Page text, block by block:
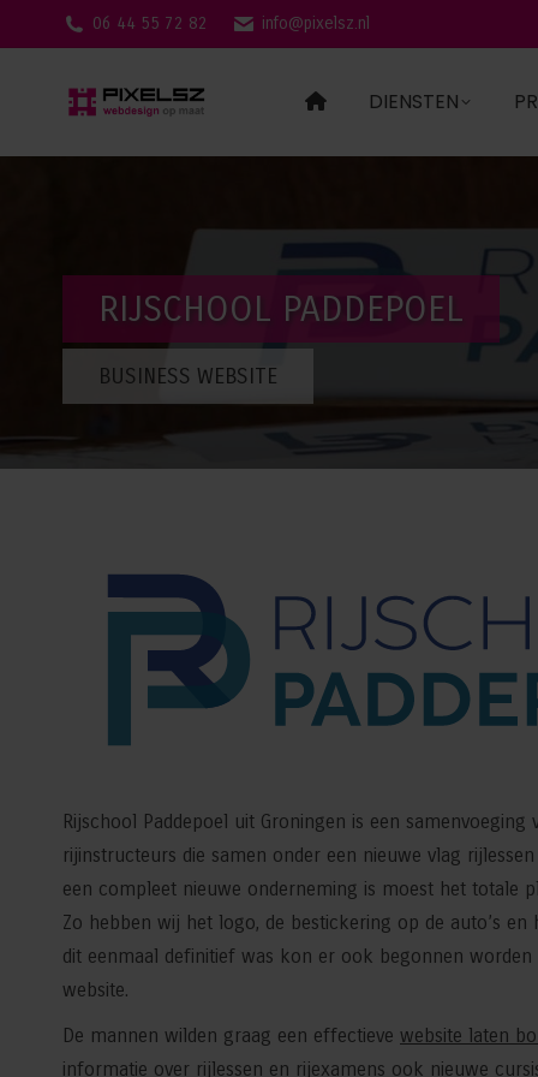
06 44 55 72 82 info@pixelsz.nl
DIENSTEN
RIJSCHOOL PADDEPOEL
BUSINESS WEBSITE
Rijschool Paddepoel uit Groningen is een samenvoeging
rijinstructeurs die samen onder een nieuwe vlag
een compleet nieuwe onderneming is moest het totale
Zo hebben wij het logo, de bestickering op de auto’s
dit eenmaal definitief was kon er ook begonnen
website.
De mannen wilden graag een effectieve website laten
informatie over rijlessen en rijexamens ook nieuwe